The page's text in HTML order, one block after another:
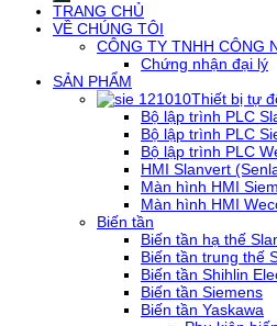
TRANG CHỦ
VỀ CHÚNG TÔI
CÔNG TY TNHH CÔNG
Chứng nhận đại lý
SẢN PHẨM
Thiết bị tự
Bộ lập trình PLC
Bộ lập trình PLC
Bộ lập trình PLC
HMI Slanvert
Màn hình HMI
Màn hình HMI
Biến tần
Biến tần hạ thế
Biến tần trung thế
Biến tần Shihlin
Biến tần Siemens
Biến tần Yaskawa